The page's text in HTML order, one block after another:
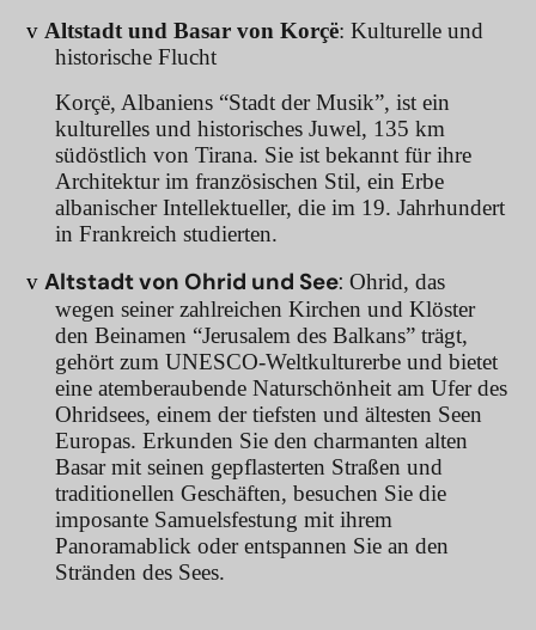
v Altstadt und Basar von Korçë: Kulturelle und
historische Flucht
Korçë, Albaniens “Stadt der Musik”, ist ein
kulturelles und historisches Juwel, 135 km
südöstlich von Tirana. Sie ist bekannt für ihre
Architektur im französischen Stil, ein Erbe
albanischer Intellektueller, die im 19. Jahrhundert
in Frankreich studierten.
v Altstadt von Ohrid und See: Ohrid, das
wegen seiner zahlreichen Kirchen und Klöster
den Beinamen “Jerusalem des Balkans” trägt,
gehört zum UNESCO-Weltkulturerbe und bietet
eine atemberaubende Naturschönheit am Ufer des
Ohridsees, einem der tiefsten und ältesten Seen
Europas. Erkunden Sie den charmanten alten
Basar mit seinen gepflasterten Straßen und
traditionellen Geschäften, besuchen Sie die
imposante Samuelsfestung mit ihrem
Panoramablick oder entspannen Sie an den
Stränden des Sees.